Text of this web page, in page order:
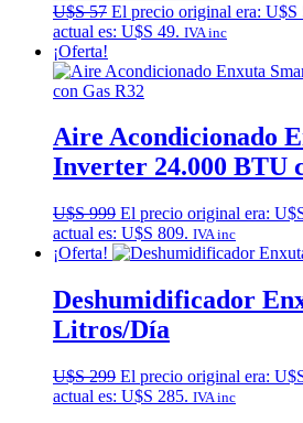
U$S57 El precio original era: U$S
actual es: U$S 49. IVA inc
¡Oferta!
Aire Acondicionado
Inverter 24.000 BTU
U$S999 El precio original era:
actual es: U$S 809. IVA inc
¡Oferta!
Deshumidificador
Litros/Día
U$S299 El precio original era:
actual es: U$S 285. IVA inc